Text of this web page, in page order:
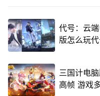
代号：云
版怎么玩
三国计电
高帧 游戏